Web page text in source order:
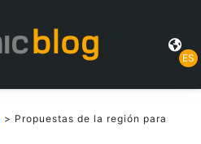
ES
> Propuestas de la región para